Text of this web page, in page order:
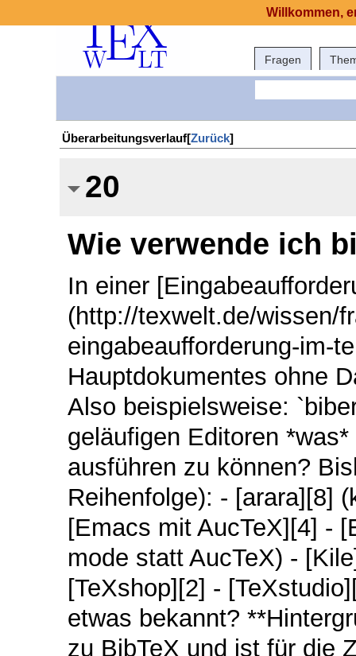
Fragen
Überarbeitungsverlauf[Zurück]
20
Wie verwende ich
In einer
(http://texwelt.de/wissen/
eingabeaufforderung-im-
Hauptdokumentes ohne
Also beispielsweise:
geläufigen Editoren
ausführen zu können?
Reihenfolge): - [arara][8]
[Emacs mit AucTeX][4] -
mode statt AucTeX) -
[TeXshop][2] -
etwas bekannt?
zu BibTeX und ist für die
Willkommen,